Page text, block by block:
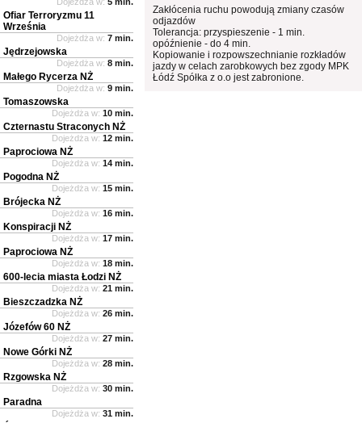
Zakłócenia ruchu powodują zmiany czasów
odjazdów
Tolerancja: przyspieszenie - 1 min.
opóźnienie - do 4 min.
Kopiowanie i rozpowszechnianie rozkładów
jazdy w celach zarobkowych bez zgody MPK
Łódź Spółka z o.o jest zabronione.
Ofiar Terroryzmu 11
Września
Dojeżdża w: 7 min.
Jędrzejowska
Dojeżdża w: 8 min.
Małego Rycerza NŻ
Dojeżdża w: 9 min.
Tomaszowska
Dojeżdża w: 10 min.
Czternastu Straconych NŻ
Dojeżdża w: 12 min.
Paprociowa NŻ
Dojeżdża w: 14 min.
Pogodna NŻ
Dojeżdża w: 15 min.
Brójecka NŻ
Dojeżdża w: 16 min.
Konspiracji NŻ
Dojeżdża w: 17 min.
Paprociowa NŻ
Dojeżdża w: 18 min.
600-lecia miasta Łodzi NŻ
Dojeżdża w: 21 min.
Bieszczadzka NŻ
Dojeżdża w: 26 min.
Józefów 60 NŻ
Dojeżdża w: 27 min.
Nowe Górki NŻ
Dojeżdża w: 28 min.
Rzgowska NŻ
Dojeżdża w: 30 min.
Paradna
Dojeżdża w: 31 min.